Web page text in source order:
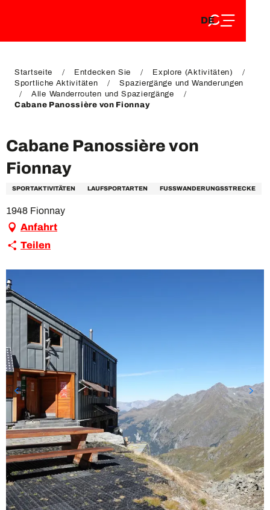
EN
DE
FR
Startseite Entdecken Sie
Explore (Aktivitäten)
Sportliche Aktivitäten
Spaziergänge und Wanderungen
Alle Wanderrouten und Spaziergänge
Cabane Panossière von Fionnay
Cabane Panossière von
Fionnay
SPORTAKTIVITÄTEN LAUFSPORTARTEN FUSSWANDERUNGSSTRECKE
1948 Fionnay
Anfahrt
Teilen